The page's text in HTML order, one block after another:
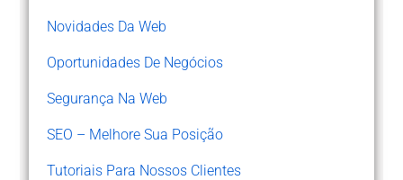
Novidades Da Web
Oportunidades De Negócios
Segurança Na Web
SEO – Melhore Sua Posição
Tutoriais Para Nossos Clientes